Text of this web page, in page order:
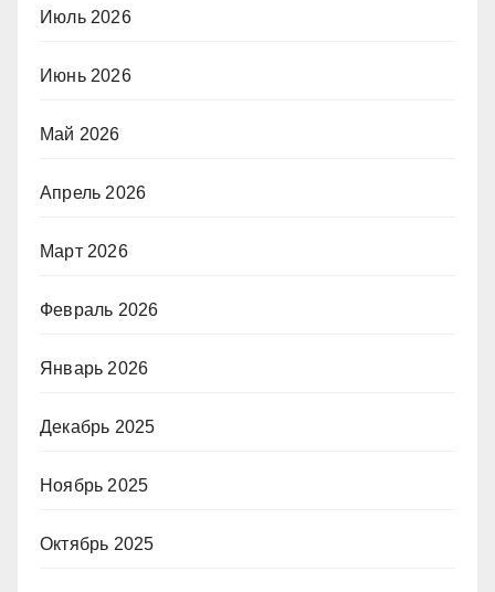
Июль 2026
Июнь 2026
Май 2026
Апрель 2026
Март 2026
Февраль 2026
Январь 2026
Декабрь 2025
Ноябрь 2025
Октябрь 2025